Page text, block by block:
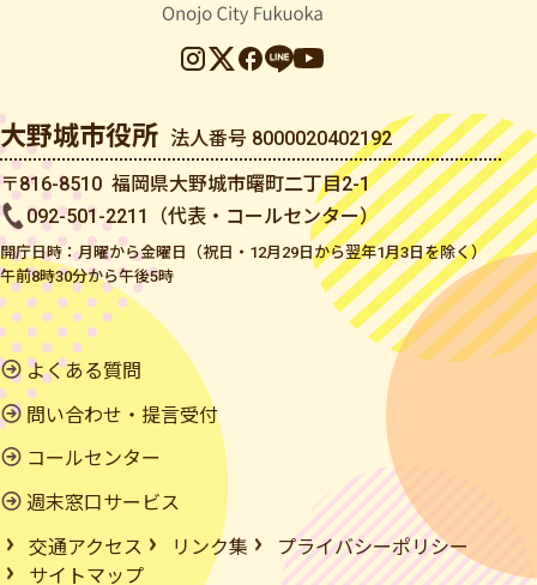
大野城市役所 法人番号 8000020402192
〒816-8510 福岡県大野城市曙町二丁目2-1
092-501-2211（代表・コールセンター）
開庁日時：月曜から金曜日（祝日・12月29日から翌年1月3日を除く）
午前8時30分から午後5時
よくある質問
問い合わせ・提言受付
コールセンター
週末窓口サービス
交通アクセス
リンク集
プライバシーポリシー
サイトマップ